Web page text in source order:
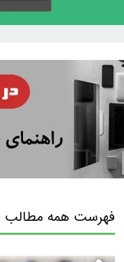
فهرست همه مطالب